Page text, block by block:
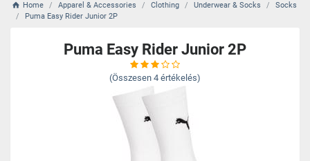
Home Apparel & Accessories Clothing Underwear & Socks
Socks
Puma Easy Rider Junior 2P
Puma Easy Rider Junior 2P
(Összesen 4 értékelés)